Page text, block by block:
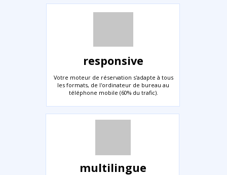
responsive
Votre moteur de réservation s'adapte à tous
les formats, de l'ordinateur de bureau au
téléphone mobile (60% du trafic).
multilingue